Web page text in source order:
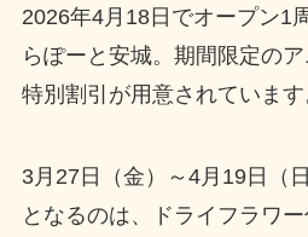
2026年4月18日でオープン1
らぽーと安城。期間限定の
特別割引が用意されています
3月27日（金）～4月19日（
となるのは、ドライフラワ